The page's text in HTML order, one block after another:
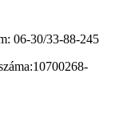
06-30/33-88-245